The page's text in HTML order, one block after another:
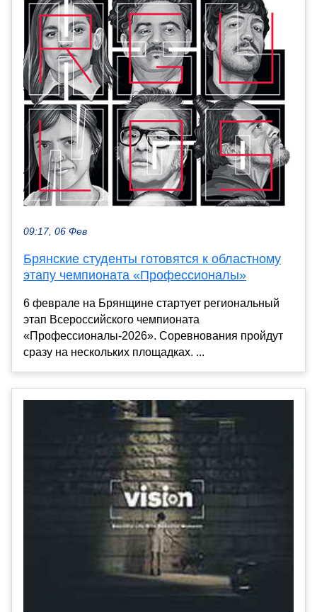
09:17, 06 Фев
Брянские студенты готовятся к областному
этапу чемпионата «Профессионалы»
6 феврале на Брянщине стартует региональный
этап Всероссийского чемпионата
«Профессионалы-2026». Соревнования пройдут
сразу на нескольких площадках. ...